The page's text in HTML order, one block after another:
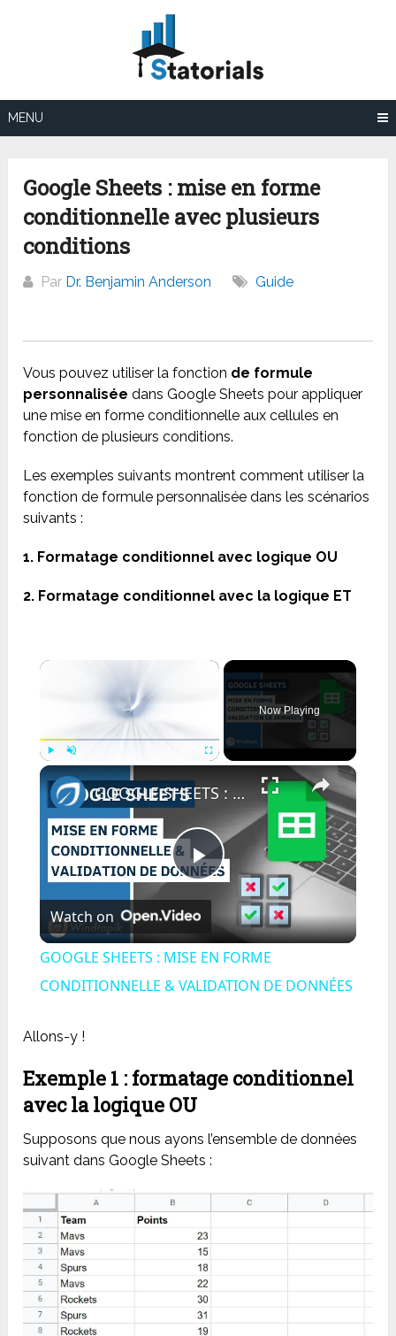
MENU
Google Sheets : mise en forme
conditionnelle avec plusieurs
conditions
Par Dr. Benjamin Anderson Guide
Vous pouvez utiliser la fonction de formule
personnalisée dans Google Sheets pour appliquer
une mise en forme conditionnelle aux cellules en
fonction de plusieurs conditions.
Les exemples suivants montrent comment utiliser la
fonction de formule personnalisée dans les scénarios
suivants :
1. Formatage conditionnel avec logique OU
2. Formatage conditionnel avec la logique ET
×
Now Playing
×
Play
Video
GOOGLE SHEETS : MISE EN FORME CONDITIONNELLE & VALIDATION DE DONNÉES
Watch on
GOOGLE SHEETS : MISE EN FORME
CONDITIONNELLE & VALIDATION DE DONNÉES
Allons-y !
Exemple 1 : formatage conditionnel
avec la logique OU
Supposons que nous ayons l’ensemble de données
suivant dans Google Sheets :